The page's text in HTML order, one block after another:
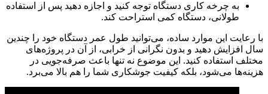
به چرخه کاری دستگاه توجه کنید و اجازه دهید پس از استفاده
طولانی، دستگاه کمی استراحت کند.
با رعایت این موارد ساده، می‌توانید طول عمر دستگاه خود را چندین
سال افزایش دهید و بدون نگرانی از خرابی، از آن در پروژه‌های
مختلف استفاده کنید. این موضوع نه تنها باعث صرفه‌جویی در
هزینه‌ها می‌شود، بلکه کیفیت جوشکاری شما را هم بالا می‌برد.